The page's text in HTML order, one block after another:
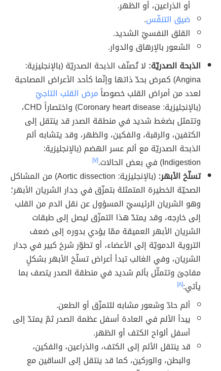
أو الذراعين، أو الظهر.
ضيق التنفّس.
القلق النفسيّ الشديد.
الشعور بالإرهاق والدوار.
الذبحة الصدريّة: لا تُصنّف الذبحة الصدريّة (بالإنجليزية:
Angina) كمرض بحدّ ذاتها وإنّما كأحد الأعراض المصاحبة
لعدد من أمراض القلب خصوصاًمرض القلب التاجيّ
(بالإنجليزية: Coronary heart disease) واختصاراً CHD،
وتتمثل بضغط شديد في منطقة الصدر قد ينتقل إلى
الكتفين، والرقبة، والفكين، والظهر، وقد يتشابه ألم
الذبحة الصدريّة مع ألم عسر الهضم (بالإنجليزية:
Indigestion) في بعض الحالات.
[٧]
تسلّخ الأبهر:
(بالإنجليزية: Aortic dissection) من المشاكل
الصحيّة الخطيرة المتمثلة بتمزّق في جدار الشريان الأبهر؛
وهو الشريان الرئيسيّ المسؤول عن نقل الدم من القلب
إلى خارجه، وقد يمتدّ هذا التمزّق ليصل إلى طبقات
الشريان الأبهر العميقة ممّا يؤدي بدوره إلى ضعف
التروية الدمويّة إلى الأعضاء، أو تطوّر شرخ كبير في جدار
الشريان، وفي الغالب تبدأ أعراض تسلّخ الأبهر بشكلٍ
مفاجئ وتتمثّل بألم شديد في منطقة الصدر يتصف بما
يأتي:[٨]
ألم حادّ وشعور مشابه للتمزّق أو الطعن.
يبدأ الألم في العادة أسفل عظمة الصدر ثمّ يمتدّ إلى
أسفل ألواح الكتف أو الظهر.
قد ينتقل الألم إلى الكتف، والذراعين، والفكين،
والبطن، والوركين، كما قد ينتقل إلى الساقين مع